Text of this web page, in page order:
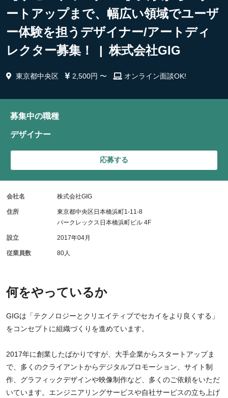
ートアップまで、幅広い領域でユーザ
ー体験を担うデザイナー/アートディ
レクター募集！ | 株式会社GIG
東京都中央区 2,500円 〜 オンライン面談OK!
何をやっているか
GIGは「テクノロジーとクリエイティブでセカイをより良くする」
をコンセプトに組織づくりを進めています。
2017年に創業したばかりですが、大手企業からスタートアップま
で、多くのクライアントからデジタルプロモーション、サイト制
作、グラフィックデザインや映像制作など、多くのご依頼をいただ
いています。エンジニアリングサービスや自社サービスの立ち上げ
募集中の職種
デザイナー
応募する
会社名 株式会社GIG
住所
東京都中央区日本橋浜町1-11-8
パークレックス日本橋浜町ビル 4F
設立 2017年04月
従業員数 80人